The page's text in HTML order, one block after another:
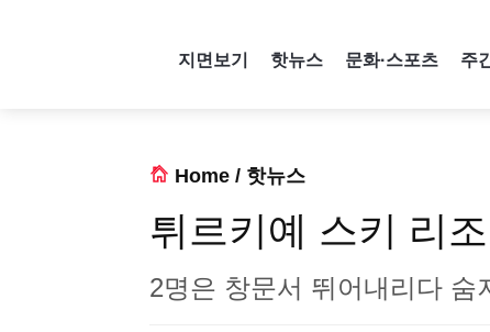
지면보기 핫뉴스 문화·스포츠 주
Home / 핫뉴스
튀르키예 스키 리
2명은 창문서 뛰어내리다 숨